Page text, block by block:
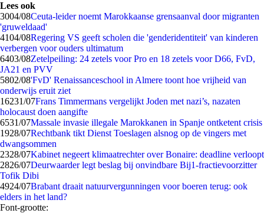
Lees ook
3004/08Ceuta-leider noemt Marokkaanse grensaanval door migranten
'gruweldaad'
4104/08Regering VS geeft scholen die 'genderidentiteit' van kinderen
verbergen voor ouders ultimatum
6403/08Zetelpeiling: 24 zetels voor Pro en 18 zetels voor D66, FvD,
JA21 en PVV
5802/08'FvD' Renaissanceschool in Almere toont hoe vrijheid van
onderwijs eruit ziet
16231/07Frans Timmermans vergelijkt Joden met nazi’s, nazaten
holocaust doen aangifte
6531/07Massale invasie illegale Marokkanen in Spanje ontketent crisis
1928/07Rechtbank tikt Dienst Toeslagen alsnog op de vingers met
dwangsommen
2328/07Kabinet negeert klimaatrechter over Bonaire: deadline verloopt
2826/07Deurwaarder legt beslag bij onvindbare Bij1-fractievoorzitter
Tofik Dibi
4924/07Brabant draait natuurvergunningen voor boeren terug: ook
elders in het land?
Font-grootte: